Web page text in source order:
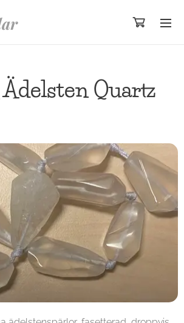
Quartz